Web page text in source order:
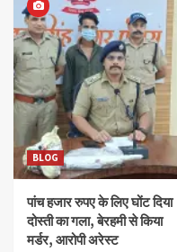
BLOG
पांच हजार रुपए के लिए घोंट दिया
दोस्ती का गला, बेरहमी से किया
मर्डर, आरोपी अरेस्ट